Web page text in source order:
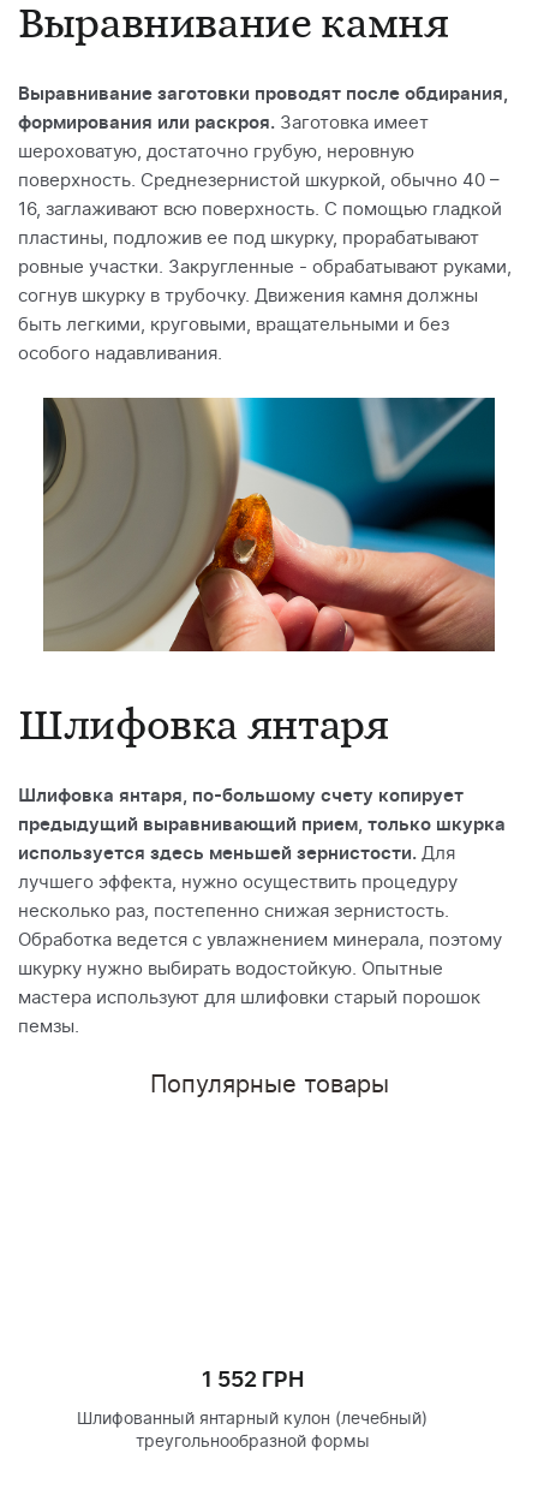
Выравнивание камня
Выравнивание заготовки проводят после обдирания,
формирования или раскроя. Заготовка имеет
шероховатую, достаточно грубую, неровную
поверхность. Среднезернистой шкуркой, обычно 40 –
16, заглаживают всю поверхность. С помощью гладкой
пластины, подложив ее под шкурку, прорабатывают
ровные участки. Закругленные - обрабатывают руками,
согнув шкурку в трубочку. Движения камня должны
быть легкими, круговыми, вращательными и без
особого надавливания.
Шлифовка янтаря
Шлифовка янтаря, по-большому счету копирует
предыдущий выравнивающий прием, только шкурка
используется здесь меньшей зернистости. Для
лучшего эффекта, нужно осуществить процедуру
несколько раз, постепенно снижая зернистость.
Обработка ведется с увлажнением минерала, поэтому
шкурку нужно выбирать водостойкую. Опытные
мастера используют для шлифовки старый порошок
пемзы.
Популярные товары
1 552 ГРН